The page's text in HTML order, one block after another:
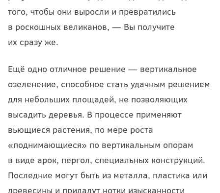
того, чтобы они выросли и превратились
в роскошных великанов, — Вы получите
их сразу же.
Ещё одно отличное решение — вертикальное
озеленение, способное стать удачным решением
для небольших площадей, не позволяющих
высадить деревья. В процессе применяют
вьющиеся растения, по мере роста
«поднимающиеся» по вертикальным опорам
в виде арок, пергол, специальных конструкций.
Последние могут быть из металла, пластика или
древесины и придадут нотки изысканности